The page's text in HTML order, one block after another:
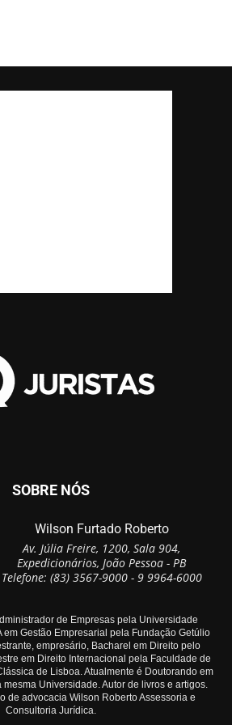
SOBRE NÓS
Wilson Furtado Roberto
Av. Júlia Freire, 1200, Sala 904,
Expedicionários, João Pessoa - PB
Telefone: (83) 3567-9000 - 9 9964-6000
de Empresas pela Universidade
em Gestão Empresarial pela Fundação Getúlio
empresário, Bacharel em Direito pelo
em Direito Internacional pela Faculdade de
de Lisboa. Atualmente é Doutorando em
Universidade. Autor de livros e artigos.
de advocacia Wilson Roberto Assessoria e
Consultoria Jurídica.